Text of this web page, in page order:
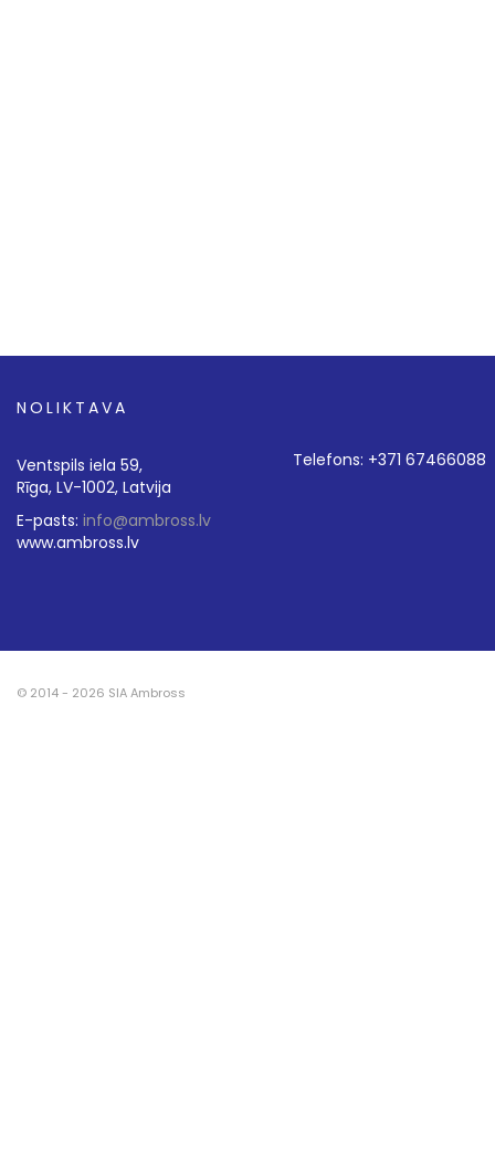
NOLIKTAVA
Ventspils iela 59,
Rīga, LV-1002, Latvija
E-pasts: info@ambross.lv
www.ambross.lv
Telefons: +371 67466088
© 2014 - 2026 SIA Ambross